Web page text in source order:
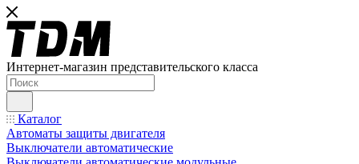
Интернет-магазин представительского класса
Каталог
Автоматы защиты двигателя
Выключатели автоматические